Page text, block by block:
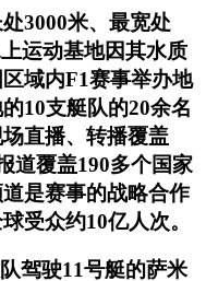
3000米、最宽处
运动基地因其水质
域内F1赛事举办地
10支艇队的20余名
直播、转播覆盖
道覆盖190多个国家
是赛事的战略合作
受众约10亿人次。
驾驶11号艇的萨米